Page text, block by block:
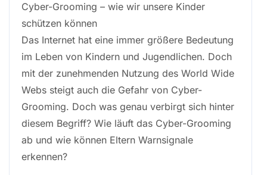
Cyber-Grooming – wie wir unsere Kinder
schützen können
Das Internet hat eine immer größere Bedeutung
im Leben von Kindern und Jugendlichen. Doch
mit der zunehmenden Nutzung des World Wide
Webs steigt auch die Gefahr von Cyber-
Grooming. Doch was genau verbirgt sich hinter
diesem Begriff? Wie läuft das Cyber-Grooming
ab und wie können Eltern Warnsignale
erkennen?